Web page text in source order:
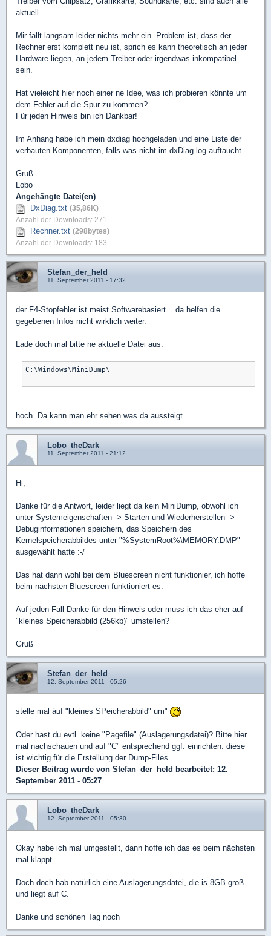
aktuell.
Mir fällt langsam leider nichts mehr ein. Problem ist, dass der
Rechner erst komplett neu ist, sprich es kann theoretisch an jeder
Hardware liegen, an jedem Treiber oder irgendwas inkompatibel
sein.
Hat vieleicht hier noch einer ne Idee, was ich probieren könnte um
dem Fehler auf die Spur zu kommen?
Für jeden Hinweis bin ich Dankbar!
Im Anhang habe ich mein dxdiag hochgeladen und eine Liste der
verbauten Komponenten, falls was nicht im dxDiag log auftaucht.
Gruß
Lobo
Angehängte Datei(en)
DxDiag.txt (35,86K)
Anzahl der Downloads: 271
Rechner.txt (298bytes)
Anzahl der Downloads: 183
Stefan_der_held
11. September 2011 - 17:32
der F4-Stopfehler ist meist Softwarebasiert... da helfen die
gegebenen Infos nicht wirklich weiter.
Lade doch mal bitte ne aktuelle Datei aus:
C:\Windows\MiniDump\
hoch. Da kann man ehr sehen was da aussteigt.
Lobo_theDark
11. September 2011 - 21:12
Hi,
Danke für die Antwort, leider liegt da kein MiniDump, obwohl ich
unter Systemeigenschaften -> Starten und Wiederherstellen ->
Debuginformationen speichern, das Speichern des
Kernelspeicherabbildes unter "%SystemRoot%\MEMORY.DMP"
ausgewählt hatte :-/
Das hat dann wohl bei dem Bluescreen nicht funktionier, ich hoffe
beim nächsten Bluescreen funktioniert es.
Auf jeden Fall Danke für den Hinweis oder muss ich das eher auf
"kleines Speicherabbild (256kb)" umstellen?
Gruß
Stefan_der_held
12. September 2011 - 05:26
stelle mal áuf "kleines SPeicherabbild" um"
Oder hast du evtl. keine "Pagefile" (Auslagerungsdatei)? Bitte hier
mal nachschauen und auf "C" entsprechend ggf. einrichten. diese
ist wichtig für die Erstellung der Dump-Files
Dieser Beitrag wurde von Stefan_der_held bearbeitet: 12.
September 2011 - 05:27
Lobo_theDark
12. September 2011 - 05:30
Okay habe ich mal umgestellt, dann hoffe ich das es beim nächsten
mal klappt.
Doch doch hab natürlich eine Auslagerungsdatei, die is 8GB groß
und liegt auf C.
Danke und schönen Tag noch